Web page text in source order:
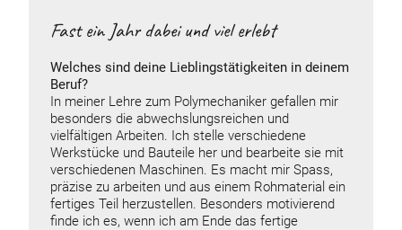
Fast ein Jahr dabei und viel erlebt
Welches sind deine Lieblingstätigkeiten in deinem
Beruf?
In meiner Lehre zum Polymechaniker gefallen mir
besonders die abwechslungsreichen und
vielfältigen Arbeiten. Ich stelle verschiedene
Werkstücke und Bauteile her und bearbeite sie mit
verschiedenen Maschinen. Es macht mir Spass,
präzise zu arbeiten und aus einem Rohmaterial ein
fertiges Teil herzustellen. Besonders motivierend
finde ich es, wenn ich am Ende das fertige